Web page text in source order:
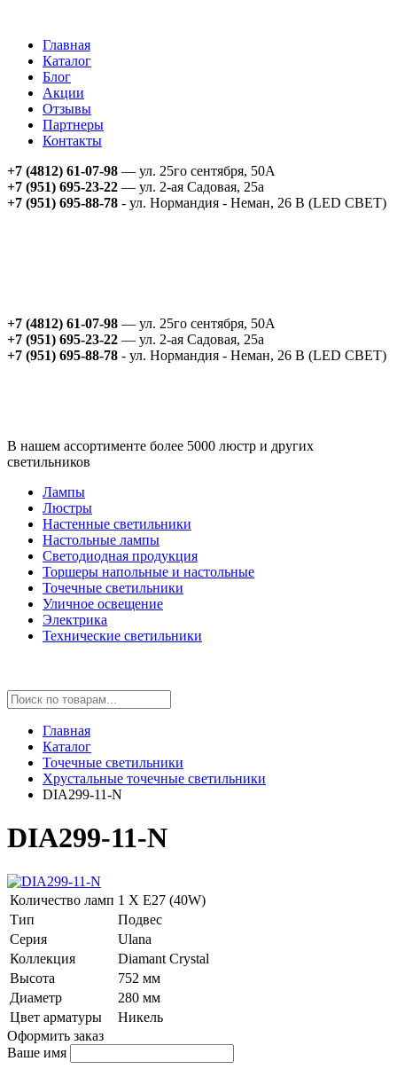
Главная
Каталог
Блог
Акции
Отзывы
Партнеры
Контакты
+7 (4812) 61-07-98 — ул. 25го сентября, 50А
+7 (951) 695-23-22 — ул. 2-ая Садовая, 25а
+7 (951) 695-88-78 - ул. Нормандия - Неман, 26 В (LED СВЕТ)
+7 (4812) 61-07-98 — ул. 25го сентября, 50А
+7 (951) 695-23-22 — ул. 2-ая Садовая, 25а
+7 (951) 695-88-78 - ул. Нормандия - Неман, 26 В (LED СВЕТ)
В нашем ассортименте более 5000 люстр и других
светильников
Лампы
Люстры
Настенные светильники
Настольные лампы
Светодиодная продукция
Торшеры напольные и настольные
Точечные светильники
Уличное освещение
Электрика
Технические светильники
Главная
Каталог
Точечные светильники
Хрустальные точечные светильники
DIA299-11-N
DIA299-11-N
Количество ламп 1 Х E27 (40W)
Тип
Подвес
Серия
Ulana
Коллекция
Diamant Crystal
Высота
752 мм
Диаметр
280 мм
Цвет арматуры
Никель
Оформить заказ
Ваше имя